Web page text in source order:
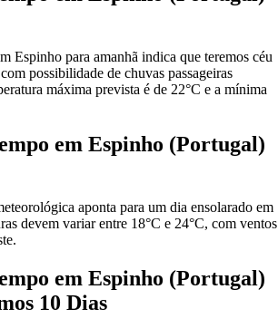
Espinho para amanhã indica que teremos céu
possibilidade de chuvas passageiras
máxima prevista é de 22°C e a mínima
em Espinho (Portugal)
aponta para um dia ensolarado em
devem variar entre 18°C e 24°C, com ventos
em Espinho (Portugal)
10 Dias